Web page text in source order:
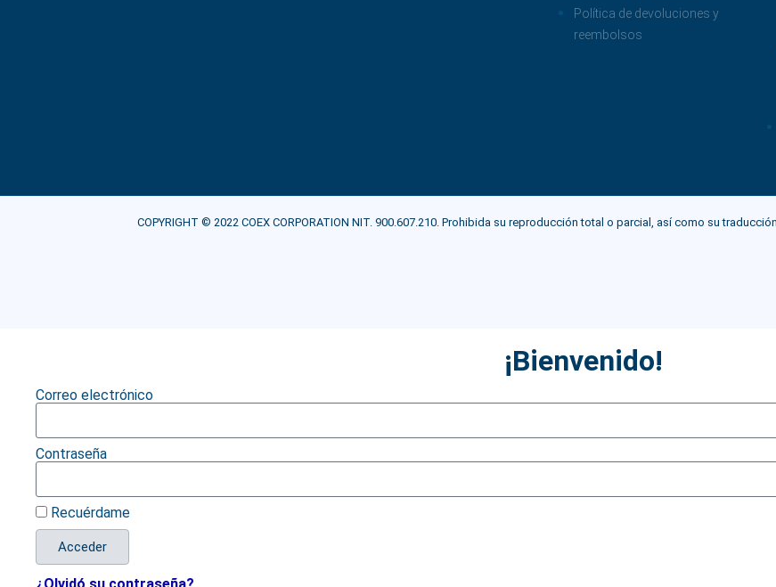
Política de devoluciones y
reembolsos
COPYRIGHT © 2022 COEX CORPORATION NIT. 900.607.210. Prohibida su reproducción total o parcial, así como su
¡Bienvenido!
Correo electrónico
Contraseña
Recuérdame
Acceder